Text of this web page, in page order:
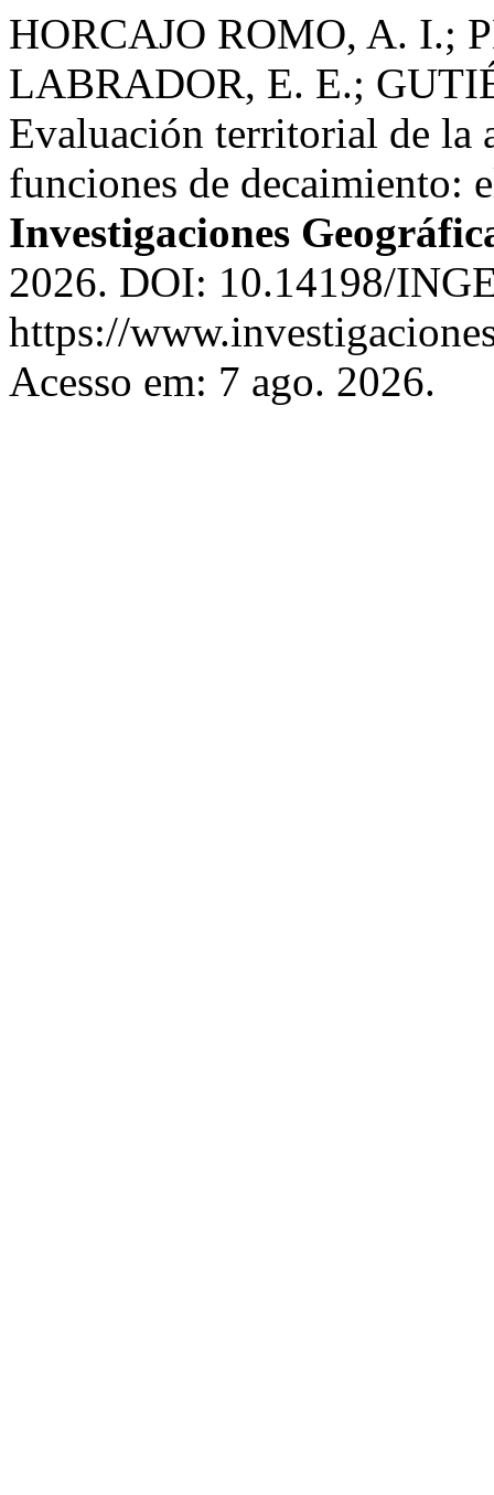
HORCAJO ROMO, A. I.;
LABRADOR, E. E.;
Evaluación territorial de la
funciones de decaimiento:
Investigaciones
2026. DOI: 10.14198/
https://
Acesso em: 7 ago. 2026.